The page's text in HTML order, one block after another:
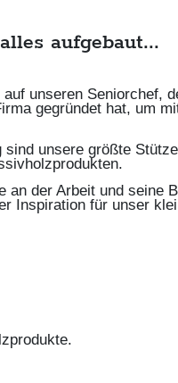
aufgebaut...
unseren Seniorchef,
gegründet hat, um
sind unsere größte
an der Arbeit und seine
Inspiration für unser